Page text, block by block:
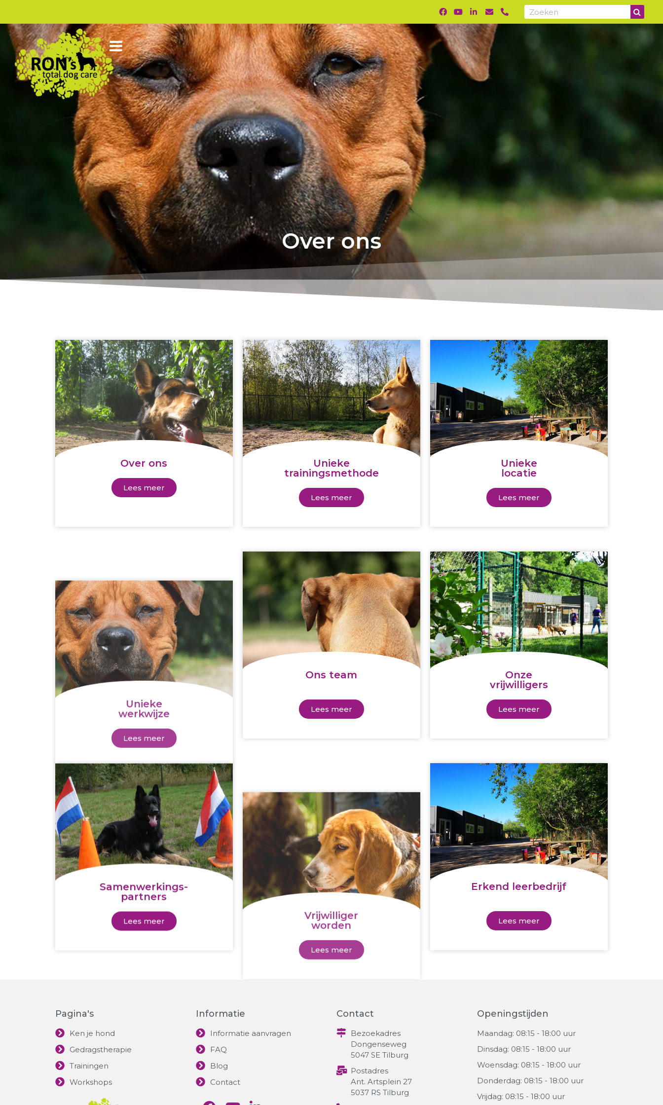
Over ons
Over ons
Lees meer
Unieke
trainingsmethode
Lees meer
Unieke
locatie
Lees meer
Unieke
werkwijze
Lees meer
Ons team
Lees meer
Onze
vrijwilligers
Lees meer
Samenwerkings-
partners
Lees meer
Vrijwilliger
worden
Lees meer
Erkend leerbedrijf
Lees meer
Pagina's
Ken je hond
Gedragstherapie
Trainingen
Workshops
Informatie
Informatie aanvragen
FAQ
Blog
Contact
Contact
Bezoekadres
Dongenseweg
5047 SE Tilburg
Postadres
Ant. Artsplein 27
5037 RS Tilburg
Openingstijden
Maandag: 08:15 - 18:00 uur
Dinsdag: 08:15 - 18:00 uur
Woensdag: 08:15 - 18:00 uur
Donderdag: 08:15 - 18:00 uur
Vrijdag: 08:15 - 18:00 uur